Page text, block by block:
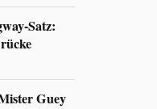
Satz:
Guey